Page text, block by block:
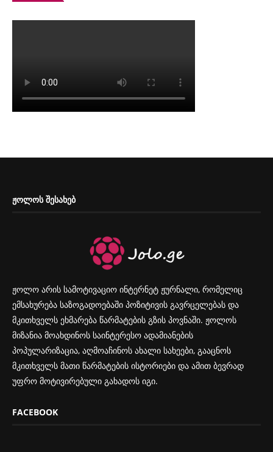
ᲟᲝᲚᲝᲡ ᲨᲔᲡᲐᲮᲔᲑ
ჟოლო არის სამოტივაციო ინტერნეტ ჟურნალი, რომელიც
ემსახურება საზოგადოებაში პოზიტივის გავრცელებას და
მკითხველს ეხმარება წარმატების გზის პოვნაში. ჟოლოს
მიზანია მოახდინოს საინტერესო ადამიანების
პოპულარიზაცია, აღმოაჩინოს ახალი სახეები, გააცნოს
მკითხველს მათი წარმატების ისტორიები და ამით ბევრად
უფრო მოტივირებული გახადოს იგი.
FACEBOOK